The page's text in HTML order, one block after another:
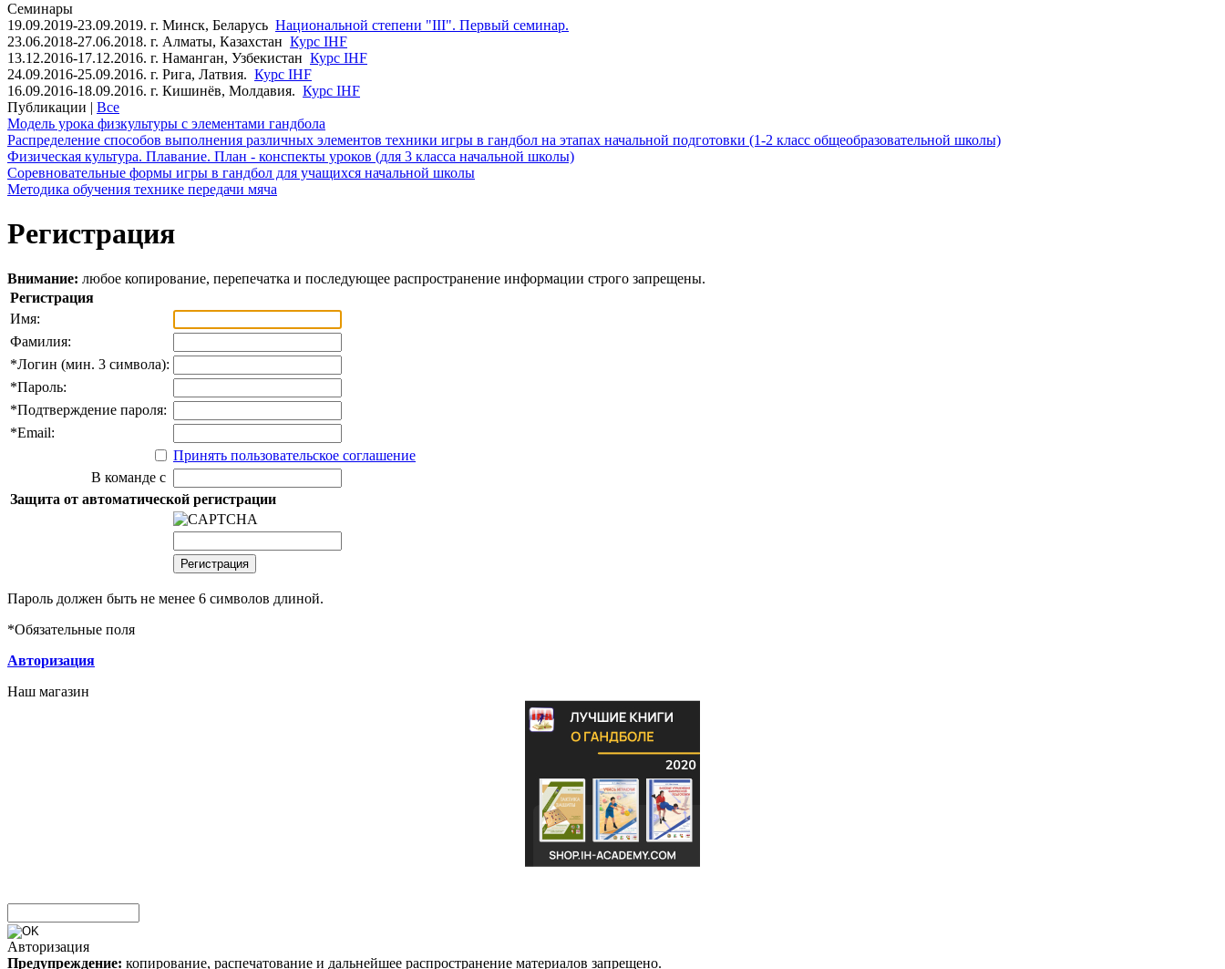
Семинары
19.09.2019-23.09.2019. г. Минск, Беларусь Национальной степени "III". Первый семинар.
23.06.2018-27.06.2018. г. Алматы, Казахстан Курс IHF
13.12.2016-17.12.2016. г. Наманган, Узбекистан Курс IHF
24.09.2016-25.09.2016. г. Рига, Латвия. Курс IHF
16.09.2016-18.09.2016. г. Кишинёв, Молдавия. Курс IHF
Публикации | Все
Модель урока физкультуры с элементами гандбола
Распределение способов выполнения различных элементов техники игры в гандбол на этапах начальной подготовки (1-2 класс общеобразовательной школы)
Физическая культура. Плавание. План - конспекты уроков (для 3 класса начальной школы)
Соревновательные формы игры в гандбол для учащихся начальной школы
Методика обучения технике передачи мяча
Регистрация
Внимание: любое копирование, перепечатка и последующее распространение информации строго запрещены.
Регистрация
Имя:
Фамилия:
*Логин (мин. 3 символа):
*Пароль:
*Подтверждение пароля:
*Email:
Принять пользовательское соглашение
В команде с
Защита от автоматической регистрации
Пароль должен быть не менее 6 символов длиной.
*Обязательные поля
Авторизация
Наш магазин
Авторизация
Предупреждение: копирование, распечатование и дальнейшее распространение материалов запрещено.